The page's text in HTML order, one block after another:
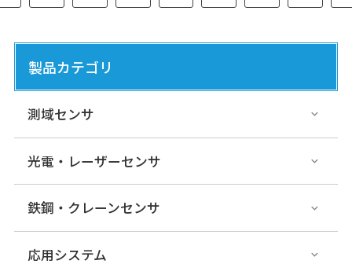
製品カテゴリ
測域センサ
光電・レーザーセンサ
鉄鋼・クレーンセンサ
応用システム